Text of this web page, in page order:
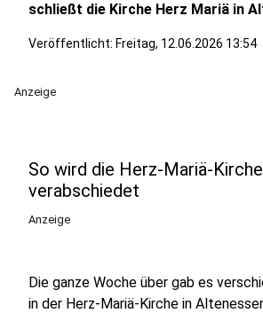
schließt die Kirche Herz Mariä in
Veröffentlicht: Freitag, 12.06.2026 13:54
Anzeige
So wird die Herz-Mariä-
verabschiedet
Anzeige
Die ganze Woche über gab es
in der Herz-Mariä-Kirche in